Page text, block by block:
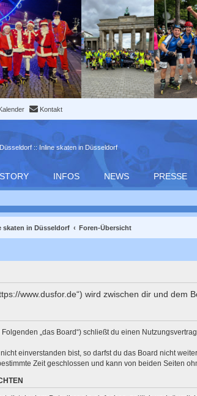
Kontakt
:: Inline skaten in Düsseldorf
INFOS NEWS PRESSE
skaten in Düsseldorf Foren-Übersicht
www.dusfor.de“) wird zwischen dir und
Folgenden „das Board“) schließt du einen
einverstanden bist, so darfst du das Board nicht
Zeit geschlossen und kann von beiden Seiten